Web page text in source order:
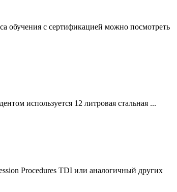
обучения с сертификацией можно посмотреть
используется 12 литровая стальная ...
Procedures TDI или аналогичный других